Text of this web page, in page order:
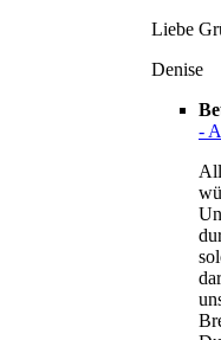
Liebe
Denise
-